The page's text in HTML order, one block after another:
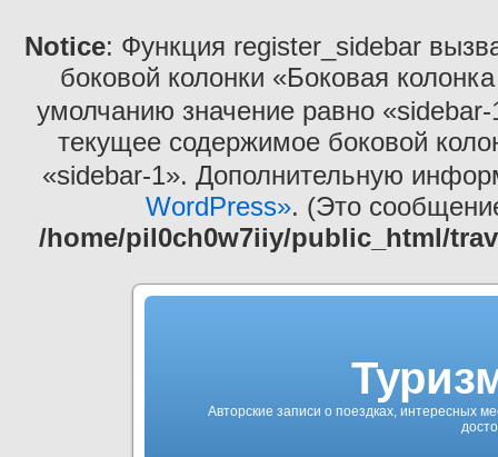
Notice: Функция register_sidebar
боковой колонки «Боковая
умолчанию значение равно
текущее содержимое боковой
«sidebar-1». Дополнительную
WordPress». (Это
/home/pil0ch0w7iiy/public_html/
Авторские записи о поездках, интересных